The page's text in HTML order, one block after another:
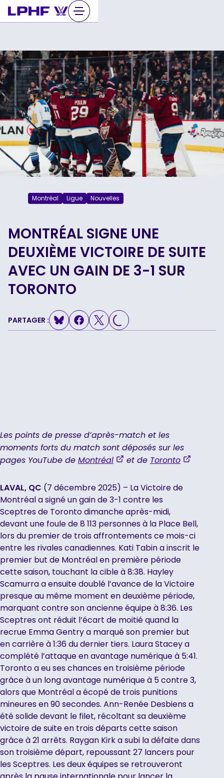
Sauter
au
Montréal Ligue Nouvelles
MONTRÉAL SIGNE UNE
DEUXIÈME VICTOIRE DE SUITE
AVEC UN GAIN DE 3-1 SUR
TORONTO
PARTAGER : LOADING...
Les points de presse d’après-match et les
moments forts du match sont déposés sur les
pages YouTube de Montréal
,
a
new
tab
et de Toronto
,
tab
LAVAL, QC (7 décembre 2025) – La Victoire de
Montréal a signé un gain de 3-1 contre les
Sceptres de Toronto dimanche après-midi,
devant une foule de 8 113 personnes à la Place Bell,
lors du premier de trois affrontements ce mois-ci
entre les rivales canadiennes. Kati Tabin a inscrit le
premier but de Montréal en première période
cette saison, touchant la cible à 8:38. Hayley
Scamurra a ensuite doublé l’avance de la Victoire
presque au même moment en deuxième période,
marquant contre son ancienne équipe à 8:36. Les
Sceptres ont réduit l’écart de moitié quand la
recrue Emma Gentry a marqué son premier but
en carrière à 1:36 du dernier tiers. Laura Stacey a
complété l’attaque en avantage numérique à 5:41.
Toronto a eu ses chances en troisième période
grâce à un long avantage numérique à 5 contre 3,
alors que Montréal a écopé de trois punitions
mineures en 90 secondes. Ann-Renée Desbiens a
été solide devant le filet, récoltant sa deuxième
victoire de suite en trois départs cette saison
grâce à 21 arrêts. Raygan Kirk a subi la défaite dans
son troisième départ, repoussant 27 lancers pour
les Sceptres. Les deux équipes se retrouveront